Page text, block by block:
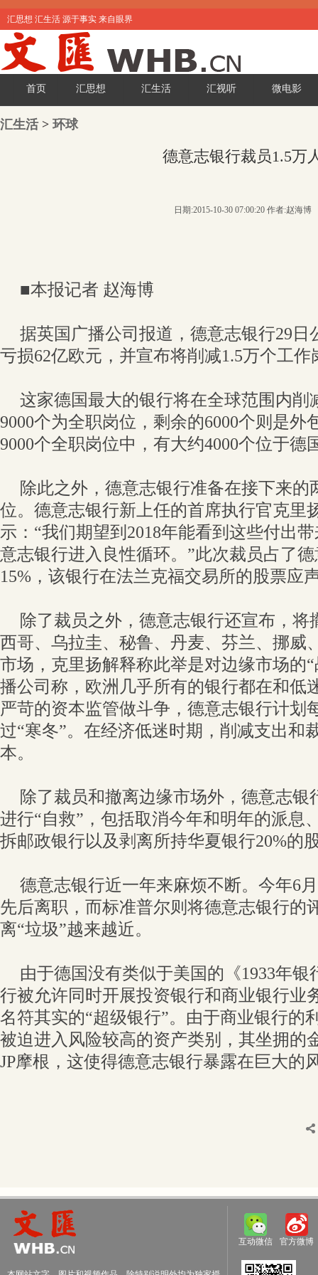
汇思想 汇生活 源于事实 来自眼界
首页 汇思想 汇生活 汇视听 微电影
汇生活> 环球
德意志银行裁员1.5万
日期:2015-10-30 07:00:20 作者:赵海博
■本报记者 赵海博
据英国广播公司报道，德意志银行29日
亏损62亿欧元，并宣布将削减1.5万个工作
这家德国最大的银行将在全球范围内削
9000个为全职岗位，剩余的6000个则是外
9000个全职岗位中，有大约4000个位于德
除此之外，德意志银行准备在接下来的
位。德意志银行新上任的首席执行官克里
示：“我们期望到2018年能看到这些付出
意志银行进入良性循环。”此次裁员占了
15%，该银行在法兰克福交易所的股票应
除了裁员之外，德意志银行还宣布，将
西哥、乌拉圭、秘鲁、丹麦、芬兰、挪威
市场，克里扬解释称此举是对边缘市场的
播公司称，欧洲几乎所有的银行都在和低
严苛的资本监管做斗争，德意志银行计划
过“寒冬”。在经济低迷时期，削减支出和
本。
除了裁员和撤离边缘市场外，德意志银
进行“自救”，包括取消今年和明年的派息
拆邮政银行以及剥离所持华夏银行20%的
德意志银行近一年来麻烦不断。今年6
先后离职，而标准普尔则将德意志银行的
离“垃圾”越来越近。
由于德国没有类似于美国的《1933年
行被允许同时开展投资银行和商业银行业
名符其实的“超级银行”。由于商业银行的
被迫进入风险较高的资产类别，其坐拥的
JP摩根，这使得德意志银行暴露在巨大的
互动微信 官方微博